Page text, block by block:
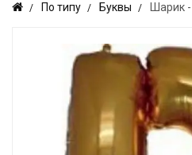
По типу Буквы Шарик